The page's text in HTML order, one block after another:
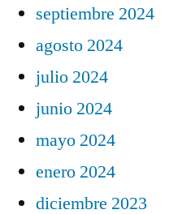
septiembre 2024
agosto 2024
julio 2024
junio 2024
mayo 2024
enero 2024
diciembre 2023